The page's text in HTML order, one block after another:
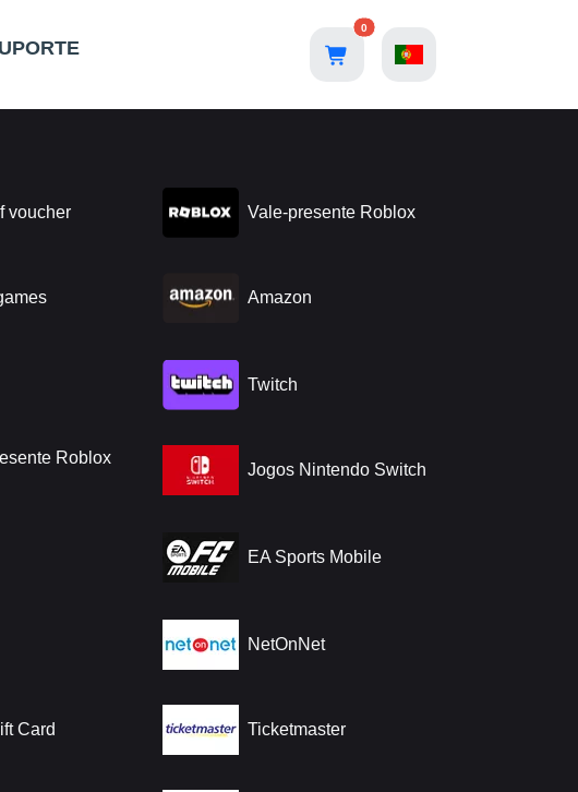
0
voucher Vale-presente Roblox
Amazon
Twitch
Roblox
Jogos Nintendo Switch
EA Sports Mobile
NetOnNet
Card Ticketmaster